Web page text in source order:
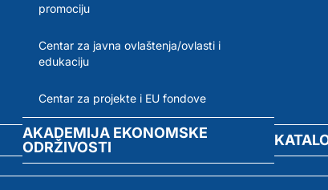
promociju
Centar za javna ovlaštenja/ovlasti i
edukaciju
Centar za projekte i EU fondove
AKADEMIJA EKONOMSKE
ODRŽIVOSTI